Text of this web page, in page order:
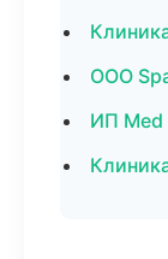
ООО
ИП